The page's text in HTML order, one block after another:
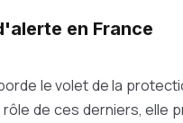
en France
le volet de la
rôle de ces derniers,